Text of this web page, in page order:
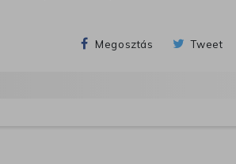
Megosztás Tweet